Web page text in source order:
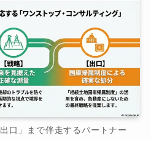
口」まで伴走するパートナー